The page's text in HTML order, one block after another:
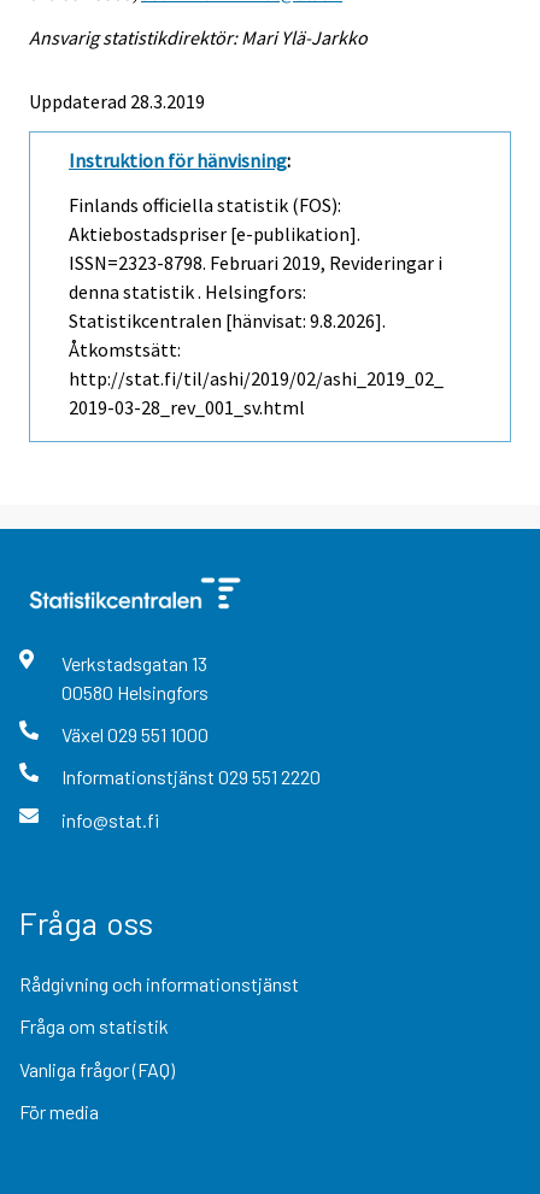
Ansvarig statistikdirektör: Mari Ylä-Jarkko
Uppdaterad 28.3.2019
Instruktion för hänvisning:
Finlands officiella statistik (FOS):
Aktiebostadspriser [e-publikation].
ISSN=2323-8798. Februari 2019, Revideringar i
denna statistik . Helsingfors:
Statistikcentralen [hänvisat: 9.8.2026].
Åtkomstsätt:
http://stat.fi/til/ashi/2019/02/ashi_2019_02_
2019-03-28_rev_001_sv.html
Verkstadsgatan 13
00580 Helsingfors
Växel 029 551 1000
Informationstjänst 029 551 2220
info@stat.fi
Fråga oss
Rådgivning och informationstjänst
Fråga om statistik
Vanliga frågor (FAQ)
För media